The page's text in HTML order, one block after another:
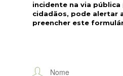
incidente na via pública
cidadãos, pode alertar
preencher este